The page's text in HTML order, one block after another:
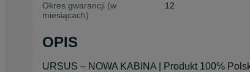
Okres gwarancji (w
miesiącach)
12
OPIS
URSUS – NOWA KABINA | Produkt 100%